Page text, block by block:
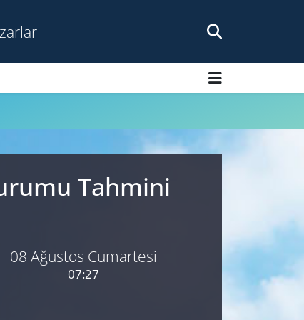
Tahmini
08 Ağustos Cumartesi
07:27